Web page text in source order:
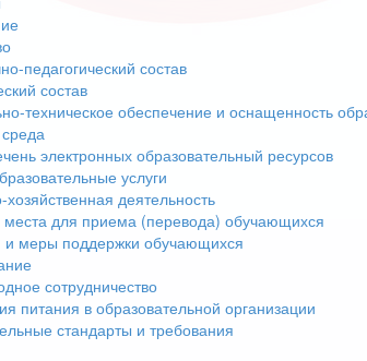
педагогический состав
состав
техническое обеспечение и оснащенность
электронных образовательный ресурсов
услуги
деятельность
места для приема (перевода) обучающихся
и меры поддержки обучающихся
сотрудничество
питания в образовательной организации
стандарты и требования